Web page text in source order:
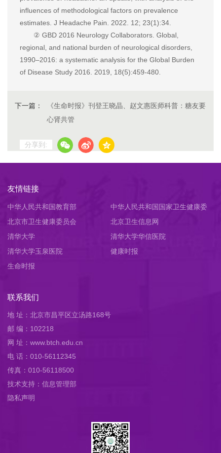
influences of methodological factors on prevalence
estimates. J Headache Pain. 2022. 12; 23(1):34.
② GBD 2016 Neurology Collaborators. Global,
regional, and national burden of neurological disorders,
1990–2016: a systematic analysis for the Global Burden
of Disease Study 2016. 2019, 18(5):459-480.
下一篇：
《生命时报》刊登王晓晶、赵文惠医师科普：糖友要
心肾共管
分享到:
友情链接
中华人民共和国教育部
中华人民共和国国家卫生健康委
员会
北京市卫生健康委员会
北京卫生信息网
清华大学
清华大学华信医院
清华大学玉泉医院
健康时报
生命时报
联系我们
地 址：北京市昌平区立汤路168号
邮 编：102218
网 址：www.btch.edu.cn
电 话：010-56112345
传真：010-56118500
技术支持：信息管理部
隐私声明